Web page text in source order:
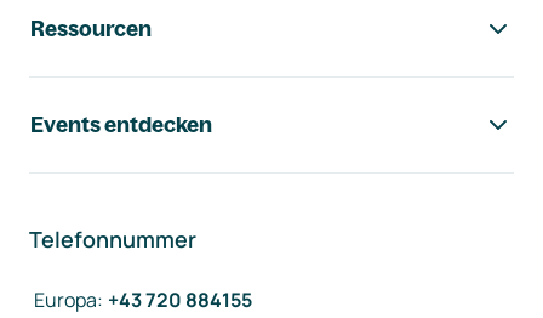
Ressourcen
Events entdecken
Telefonnummer
Europa: +43 720 884155